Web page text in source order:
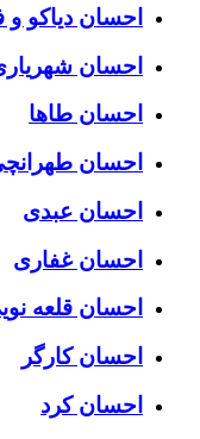
احسان دیاکو و
احسان
احسان طاها
احسان
احسان عبدی
احسان غفاری
احسان قلعه
احسان کارگر
احسان کرد